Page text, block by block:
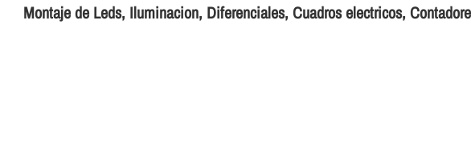
Montaje de Leds, Iluminacion, Diferenciales, Cuadros electricos,